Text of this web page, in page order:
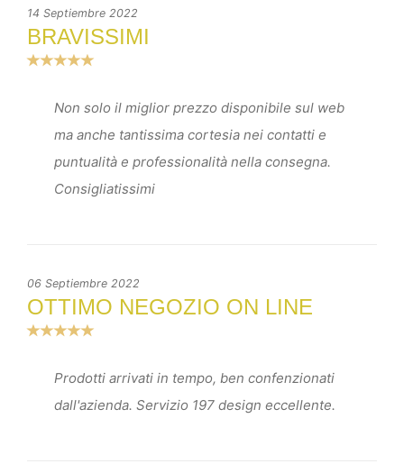
14 Septiembre 2022
BRAVISSIMI
Non solo il miglior prezzo disponibile sul web
ma anche tantissima cortesia nei contatti e
puntualità e professionalità nella consegna.
Consigliatissimi
06 Septiembre 2022
OTTIMO NEGOZIO ON LINE
Prodotti arrivati in tempo, ben confenzionati
dall'azienda. Servizio 197 design eccellente.